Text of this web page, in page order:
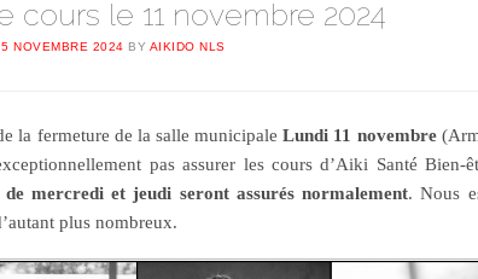
cours le 11 novembre 2024
5 NOVEMBRE 2024 BY AIKIDO NLS
la fermeture de la salle municipaleLundi 11 novembre
pas assurer les cours d’Aiki Santé Bien-
mercredi et jeudi seront assurés normalement. Nous
plus nombreux.